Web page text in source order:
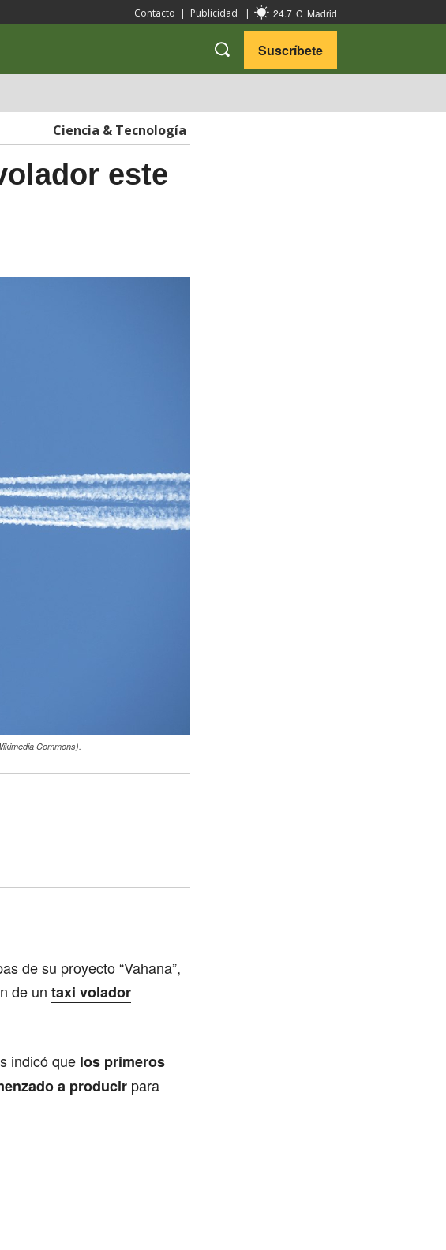
Contacto | Publicidad | 24.7 C Madrid
Suscríbete
Ciencia & Tecnología
este
Commons).
de su proyecto “Vahana”,
de un taxi volador
indicó que los primeros
a producir para